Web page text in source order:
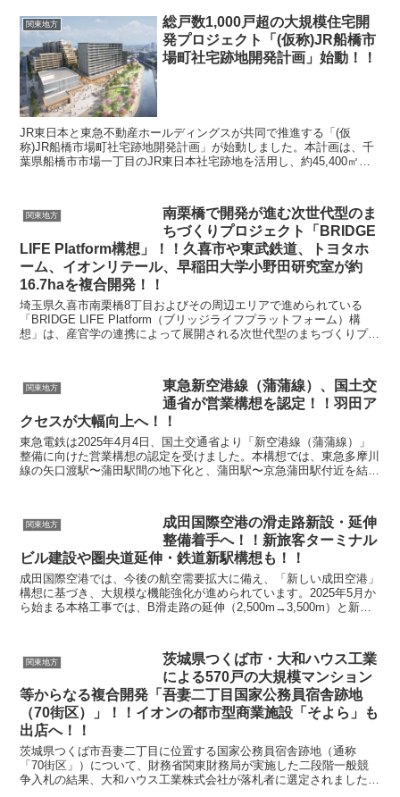
関東地方
総戸数1,000戸超の大規模住宅開
発プロジェクト「(仮称)JR船橋市
場町社宅跡地開発計画」始動！！
JR東日本と東急不動産ホールディングスが共同で推進する「(仮
称)JR船橋市場町社宅跡地開発計画」が始動しました。本計画は、千
葉県船橋市市場一丁目のJR東日本社宅跡地を活用し、約45,400㎡の
関東地方
南栗橋で開発が進む次世代型のま
ちづくりプロジェクト「BRIDGE
LIFE Platform構想」！！久喜市や東武鉄道、トヨタホ
ーム、イオンリテール、早稲田大学小野田研究室が約
16.7haを複合開発！！
埼玉県久喜市南栗橋8丁目およびその周辺エリアで進められている
「BRIDGE LIFE Platform（ブリッジライフプラットフォーム）構
想」は、産官学の連携によって展開される次世代型のまちづくりプロ
関東地方
東急新空港線（蒲蒲線）、国土交
通省が営業構想を認定！！羽田ア
クセスが大幅向上へ！！
東急電鉄は2025年4月4日、国土交通省より「新空港線（蒲蒲線）」
整備に向けた営業構想の認定を受けました。本構想では、東急多摩川
線の矢口渡駅〜蒲田駅間の地下化と、蒲田駅〜京急蒲田駅付近を結ぶ
関東地方
成田国際空港の滑走路新設・延伸
整備着手へ！！新旅客ターミナル
ビル建設や圏央道延伸・鉄道新駅構想も！！
成田国際空港では、今後の航空需要拡大に備え、「新しい成田空港」
構想に基づき、大規模な機能強化が進められています。2025年5月か
ら始まる本格工事では、B滑走路の延伸（2,500m→3,500m）と新た
関東地方
茨城県つくば市・大和ハウス工業
による570戸の大規模マンション
等からなる複合開発「吾妻二丁目国家公務員宿舎跡地
（70街区）」！！イオンの都市型商業施設「そよら」も
出店へ！！
茨城県つくば市吾妻二丁目に位置する国家公務員宿舎跡地（通称
「70街区」）について、財務省関東財務局が実施した二段階一般競
争入札の結果、大和ハウス工業株式会社が落札者に選定されました。